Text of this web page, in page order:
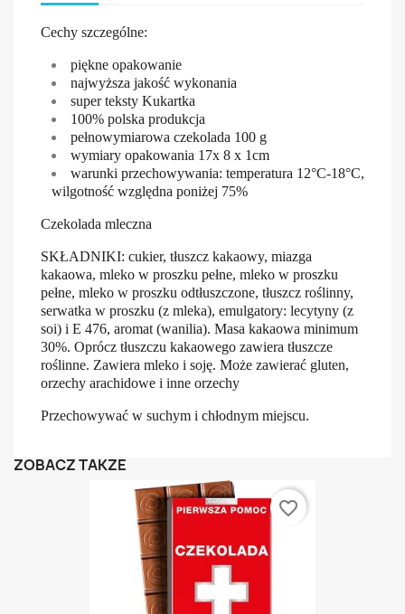
Cechy szczególne:
piękne opakowanie
najwyższa jakość wykonania
super teksty Kukartka
100% polska produkcja
pełnowymiarowa czekolada 100 g
wymiary opakowania 17x 8 x 1cm
warunki przechowywania: temperatura 12°C-18°C,
wilgotność względna poniżej 75%
Czekolada mleczna
SKŁADNIKI: cukier, tłuszcz kakaowy, miazga
kakaowa, mleko w proszku pełne, mleko w proszku
pełne, mleko w proszku odtłuszczone, tłuszcz roślinny,
serwatka w proszku (z mleka), emulgatory: lecytyny (z
soi) i E 476, aromat (wanilia). Masa kakaowa minimum
30%. Oprócz tłuszczu kakaowego zawiera tłuszcze
roślinne. Zawiera mleko i soję. Może zawierać gluten,
orzechy arachidowe i inne orzechy
Przechowywać w suchym i chłodnym miejscu.
ZOBACZ TAKŻE
favorite_border